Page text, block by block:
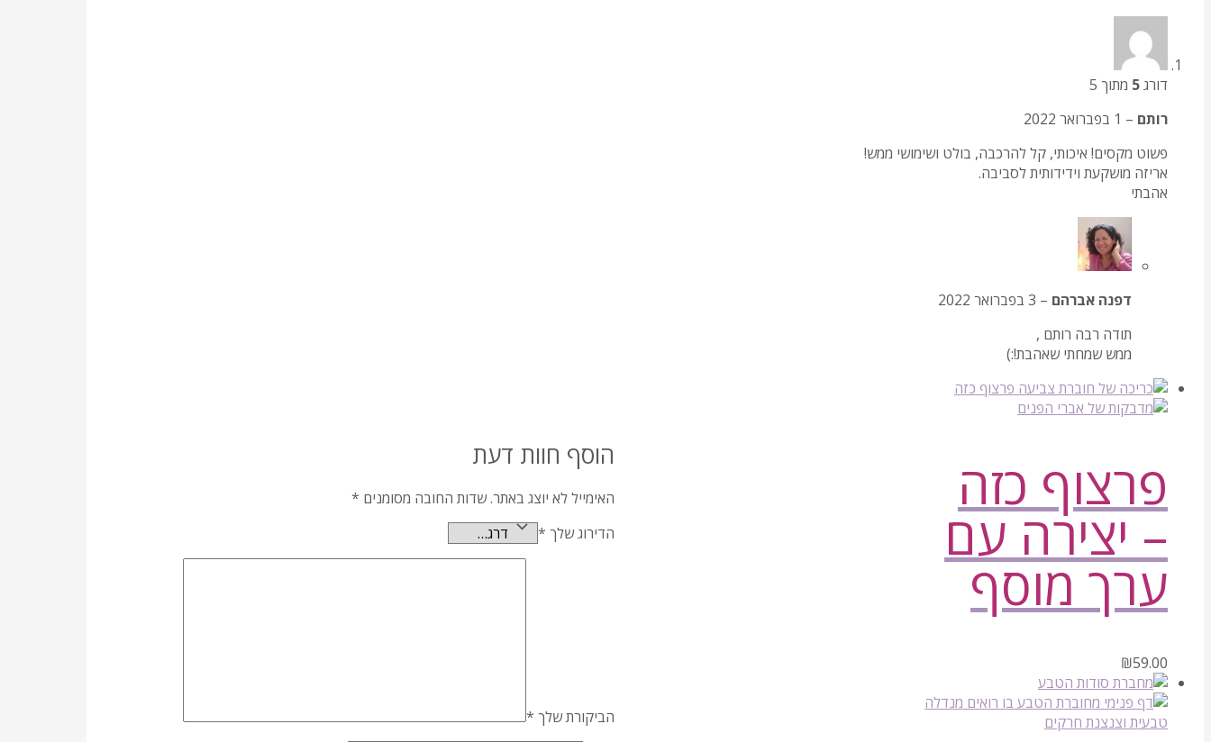
דורג5 מתוך 5
רותם – 1 בפברואר 2022
פשוט מקסים! איכותי, קל להרכבה, בולט ושימושי ממש!
אריזה מושקעת וידידותית לסביבה.
אהבתי
דפנה אברהם – 3 בפברואר 2022
תודה רבה רותם ,
ממש שמחתי שאהבת!:)
הוסף חוות דעת
האימייל לא יוצג באתר.שדות החובה מסומנים *
הדירוג שלך *
הביקורת שלך *
פרצוף כזה
– יצירה עם
ערך מוסף
₪59.00